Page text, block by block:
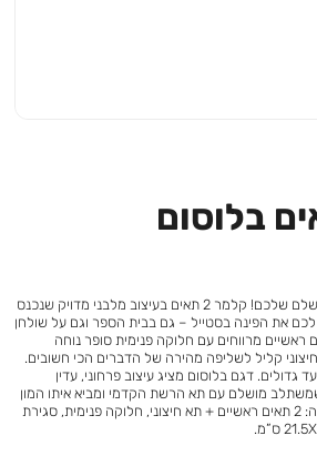
היוש, מצאתם את הקלמר המושלם שלכם! קלמר 2 תאים בעיצוב מלבני מדויק שנכנס
לכם את הפינה בסטייל – גם בבית הספר וגם על שולחן
ראשיים מרווחים עם חלוקה פנימית סופר נוחה
קליל לשליפה מהירה של הדברים הכי חשובים.
גדולים. דגם בלוסום מציג עיצוב פרחוני, עדין
שמשתלב מושלם עם תא הרשת הקדמי ומביא איתו המון
רוגע ושיק ליום הלימודים. מבנה: 2 תאים ראשיים + תא חיצוני, חלוקה פנימית, סגירת